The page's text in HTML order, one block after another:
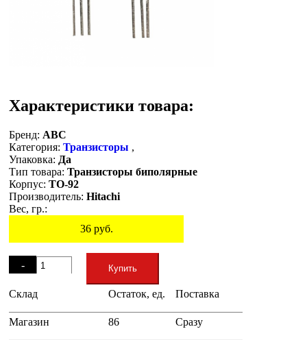
Характеристики товара:
Бренд: ABC
Категория: Транзисторы ,
Упаковка: Да
Тип товара: Транзисторы биполярные
Корпус: TO-92
Производитель: Hitachi
Вес, гр.:
36руб.
-
+
Купить
Склад Остаток, ед. Поставка
Магазин 86 Сразу